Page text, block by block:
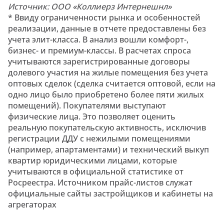
Источник: ООО «Коллиерз Интернешнл»
* Ввиду ограниченности рынка и особенностей
реализации, данные в отчете предоставлены без
учета элит-класса. В анализ вошли комфорт-,
бизнес- и премиум-классы. В расчетах спроса
учитываются зарегистрированные договоры
долевого участия на жилые помещения без учета
оптовых сделок (сделка считается оптовой, если на
одно лицо было приобретено более пяти жилых
помещений). Покупателями выступают
физические лица. Это позволяет оценить
реальную покупательскую активность, исключив
регистрации ДДУ с нежилыми помещениями
(например, апартаментами) и технический выкуп
квартир юридическими лицами, которые
учитываются в официальной статистике от
Росреестра. Источником прайс-листов служат
официальные сайты застройщиков и кабинеты на
агрегаторах